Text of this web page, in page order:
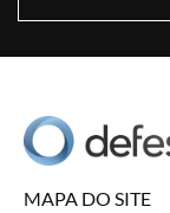
MAPA DO SITE